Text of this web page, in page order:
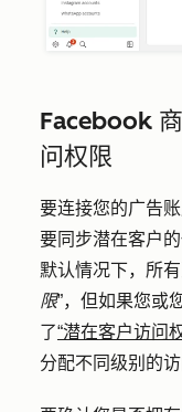
Facebook
问权限
要连接您的广告
要同步潜在客户
默认情况下，所
限”，但如果您或
了“潜在客户访问
分配不同级别的访